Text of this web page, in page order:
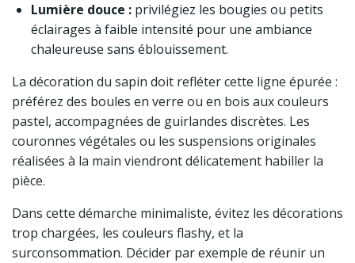
Lumière douce : privilégiez les bougies ou petits
éclairages à faible intensité pour une ambiance
chaleureuse sans éblouissement.
La décoration du sapin doit refléter cette ligne épurée :
préférez des boules en verre ou en bois aux couleurs
pastel, accompagnées de guirlandes discrètes. Les
couronnes végétales ou les suspensions originales
réalisées à la main viendront délicatement habiller la
pièce.
Dans cette démarche minimaliste, évitez les décorations
trop chargées, les couleurs flashy, et la
surconsommation. Décider par exemple de réunir un